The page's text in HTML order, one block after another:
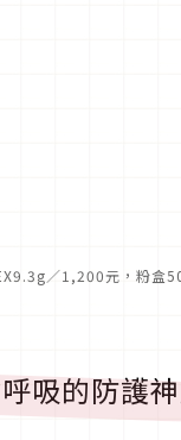
／1,200元，粉盒
吸的防護